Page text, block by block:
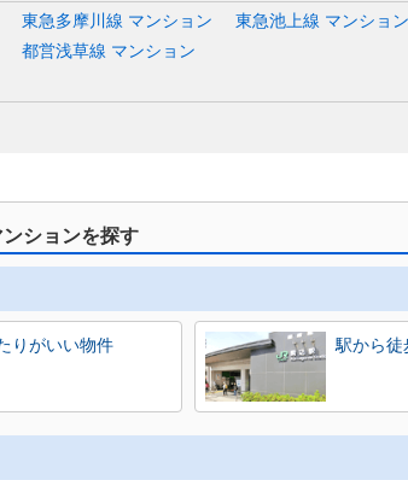
東急多摩川線 マンション 東急池上線 マンション
都営浅草線 マンション
ションを探す
りがいい物件 駅から徒